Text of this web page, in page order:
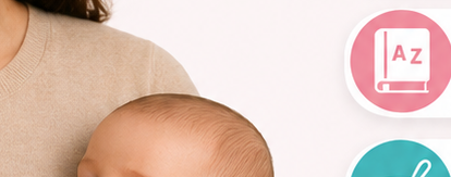
Bilinmesi Gereken 10 Detay